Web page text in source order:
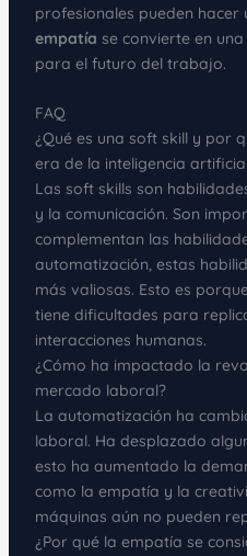
profesionales pueden hacer
empatía se convierte en
para el futuro del trabajo.
FAQ
¿Qué es una soft skill y por
era de la inteligencia
Las soft skills son
y la comunicación. Son
complementan las
automatización, estas
más valiosas. Esto es
tiene dificultades para
interacciones humanas.
¿Cómo ha impactado la
mercado laboral?
La automatización ha
laboral. Ha desplazado
esto ha aumentado la
como la empatía y la
máquinas aún no pueden
¿Por qué la empatía se